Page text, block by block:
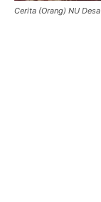
Cerita (Orang) NU Desa